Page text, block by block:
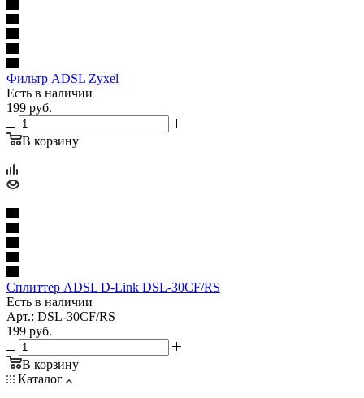
Фильтр ADSL Zyxel
Есть в наличии
199 руб.
В корзину
Сплиттер ADSL D-Link DSL-30CF/RS
Есть в наличии
Арт.: DSL-30CF/RS
199 руб.
В корзину
Каталог